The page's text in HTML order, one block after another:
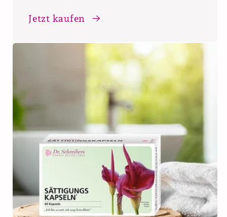
Jetzt kaufen